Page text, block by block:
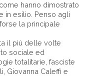
hanno dimostrato
in esilio. Penso agli
la principale
il più delle volte
sociale ed
totalitarie, fasciste
Giovanna Caleffi e